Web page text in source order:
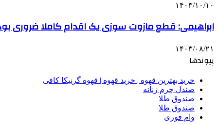
۱۴۰۳/۱۰/۱۰
ابراهیمی: قطع مازوت سوزی یک اقدام کاملا ضروری
۱۴۰۳/۰۸/۲۱
پیوندها
خرید بهترین قهوه | خرید قهوه | قهوه گرنیکا کافی
صندل چرم زنانه
صندوق طلا
صندوق طلا
وام فوری